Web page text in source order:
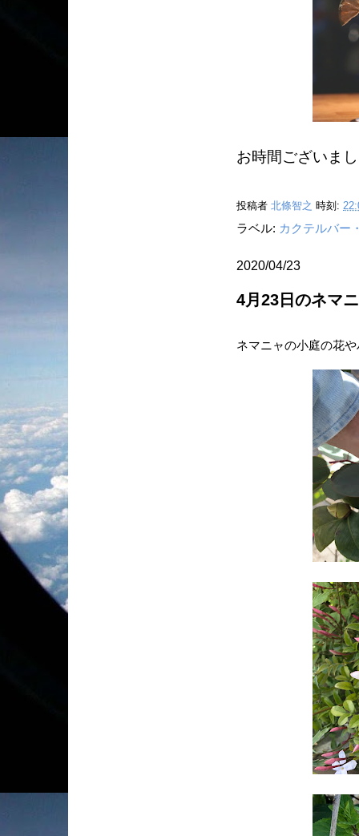
お時間ございま
投稿者 北條智之 時刻:
ラベル: カクテルバー
2020/04/23
4月23日のネマ
ネマニャの小庭の花